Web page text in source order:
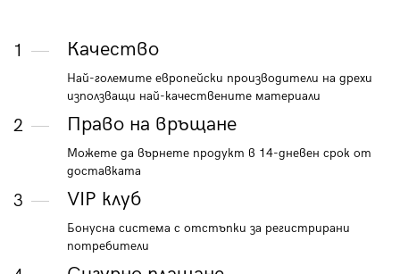
1 Качество
Най-големите европейски производители на дрехи
използващи най-качествените материали
2 Право на връщане
Можете да върнете продукт в 14-дневен срок от
доставката
3 VIP клуб
Бонусна система с отстъпки за регистрирани
потребители